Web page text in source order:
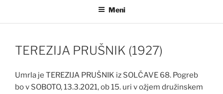
POGREBNE STORITVE
Meni
TEREZIJA PRUŠNIK (1927)
Umrla je TEREZIJA PRUŠNIK iz SOLČAVE 68. Pogreb
bo v SOBOTO, 13.3.2021, ob 15. uri v ožjem družinskem